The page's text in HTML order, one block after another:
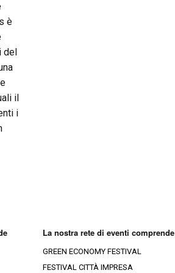
è
il
i
La nostra rete di eventi comprende
GREEN ECONOMY FESTIVAL
FESTIVAL CITTÀ IMPRESA